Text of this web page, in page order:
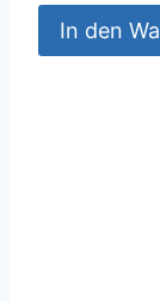
In den